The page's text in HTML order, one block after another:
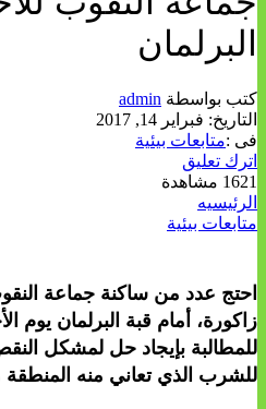
البرلمان
كتب بواسطة admin
التاريخ: فبراير 14, 2017
فى :متابعات بيئية
اترك تعليق
1621 مشاهدة
الرئيسيه
متابعات بيئية
احتج عدد من ساكنة جماعة النقوب
للمطالبة بإيجاد حل لمشكل
للشرب الذي تعاني منه